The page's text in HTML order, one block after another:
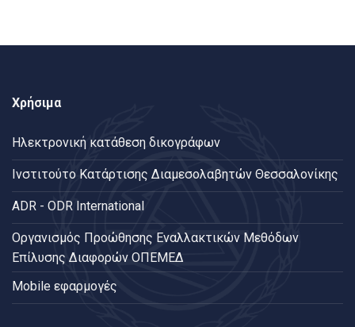
Χρήσιμα
Ηλεκτρονική κατάθεση δικογράφων
Ινστιτούτο Κατάρτισης Διαμεσολαβητών Θεσσαλονίκης
ADR - ODR International
Oργανισμός Προώθησης Εναλλακτικών Μεθόδων
Επίλυσης Διαφορών ΟΠΕΜΕΔ
Mobile εφαρμογές